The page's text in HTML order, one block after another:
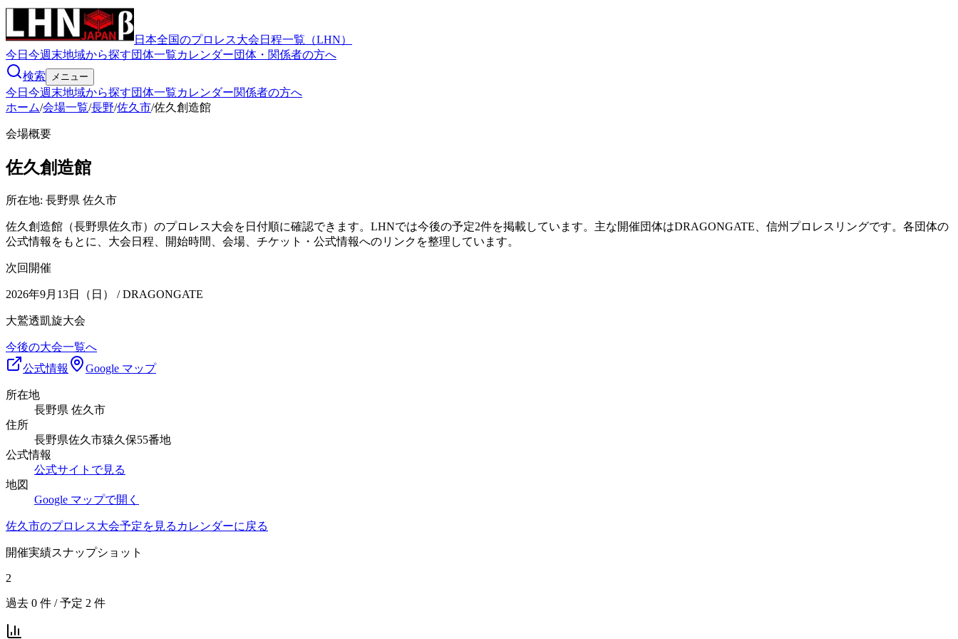
日本全国のプロレス大会日程一覧（LHN）
今日 今週末地域から探す団体一覧カレンダー団体・関係者の方へ
検索
メニュー
今日 今週末地域から探す団体一覧カレンダー関係者の方へ
ホーム/会場一覧/長野/佐久市/佐久創造館
会場概要
佐久創造館
所在地: 長野県 佐久市
佐久創造館（長野県佐久市）のプロレス大会を日付順に確認できます。LHNでは今後の予定2件を掲載しています。主な開催団体はDRAGONGATE、信州プロレスリングです。各団体の
公式情報をもとに、大会日程、開始時間、会場、チケット・公式情報へのリンクを整理しています。
次回開催
2026年9月13日（日） / DRAGONGATE
大鷲透凱旋大会
今後の大会一覧へ
公式情報
Google マップ
所在地
長野県 佐久市
住所
長野県佐久市猿久保55番地
公式情報
公式サイトで見る
地図
Google マップで開く
佐久市のプロレス大会予定を見る カレンダーに戻る
開催実績スナップショット
2
過去 0 件 / 予定 2 件